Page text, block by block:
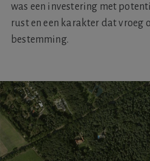
was een investering met
rust en een karakter dat vroeg
bestemming.